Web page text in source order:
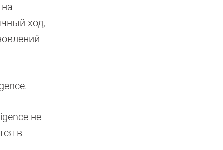
ход,
не
в